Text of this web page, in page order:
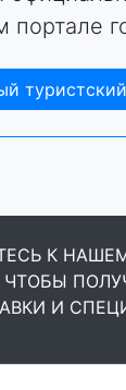
портале
К
И